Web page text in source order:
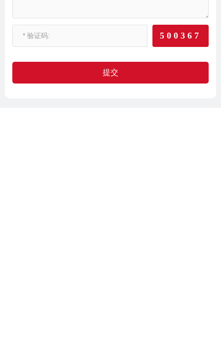
500367
提交